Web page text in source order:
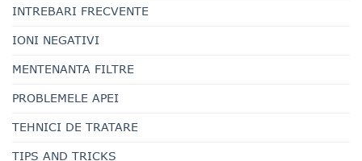
INTREBARI FRECVENTE
IONI NEGATIVI
MENTENANTA FILTRE
PROBLEMELE APEI
TEHNICI DE TRATARE
TIPS AND TRICKS